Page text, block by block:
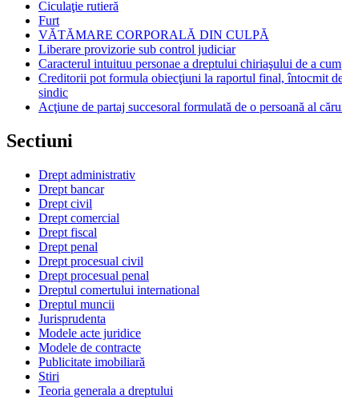
Ciculaţie rutieră
Furt
VĂTĂMARE CORPORALĂ DIN CULPĂ
Liberare provizorie sub control judiciar
Caracterul intuituu personae a dreptului chiriaşului de a
Creditorii pot formula obiecţiuni la raportul final, întocmit
sindic
Acţiune de partaj succesoral formulată de o persoană al
Sectiuni
Drept administrativ
Drept bancar
Drept civil
Drept comercial
Drept fiscal
Drept penal
Drept procesual civil
Drept procesual penal
Dreptul comertului international
Dreptul muncii
Jurisprudenta
Modele acte juridice
Modele de contracte
Publicitate imobiliară
Stiri
Teoria generala a dreptului